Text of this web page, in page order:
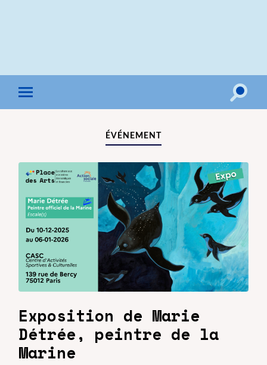
Toggle
mobile
Toggle
Exposition de Marie
Détrée, peintre de la
Marine